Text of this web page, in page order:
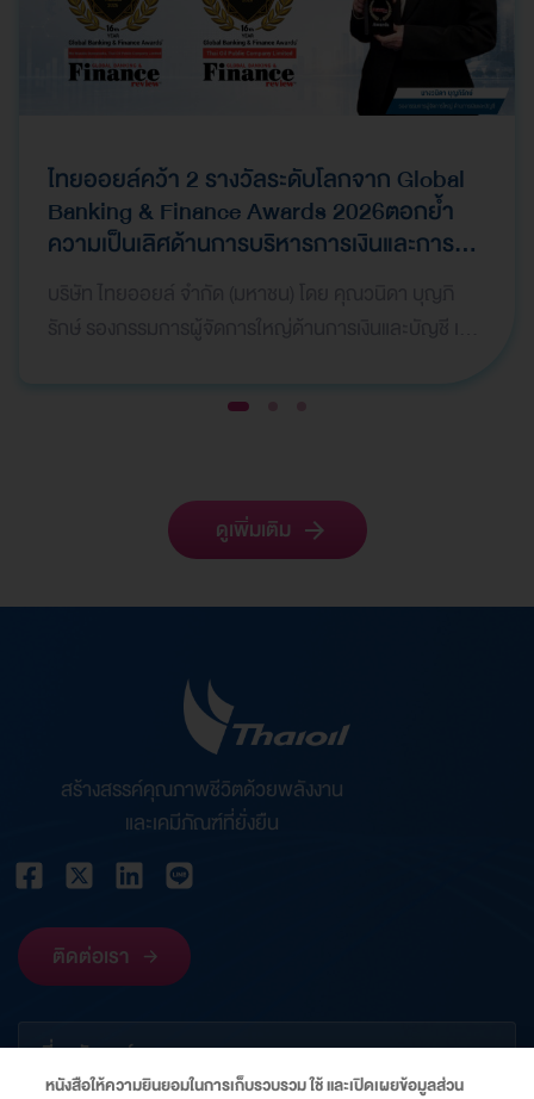
ไทยออยล์คว้า 2 รางวัลระดับโลกจาก Global
Banking & Finance Awards 2026ตอกย้ำ
ความเป็นเลิศด้านการบริหารการเงินและการ
ดูเพิ่มเติม
สร้างสรรค์คุณภาพชีวิตด้วยพลังงาน
และเคมีภัณฑ์ที่ยั่งยืน
ติดต่อเรา
เกี่ยวกับองค์กร
หนังสือให้ความยินยอมในการเก็บรวบรวม ใช้ และเปิดเผยข้อมูลส่วน